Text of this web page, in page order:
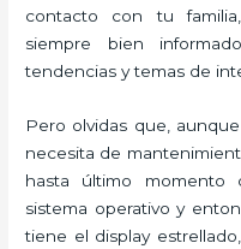
contacto con tu
siempre bien
tendencias y temas de
Pero olvidas que,
necesita de
hasta último momento
sistema operativo y
tiene el display